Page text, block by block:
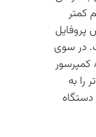
کمتر
است. در سوی
دیگر پروفیل روتور نامتقارن ۶+۸ کمپرسور
را به